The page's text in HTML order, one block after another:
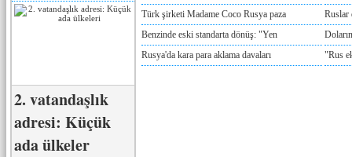
2. vatandaşlık
adresi: Küçük
ada ülkeler
Türk şirketi Madame Coco Rusya paza
Ruslar
Benzinde eski standarta dönüş: "Yen
Rusya'da kara para aklama davaları
"Rus